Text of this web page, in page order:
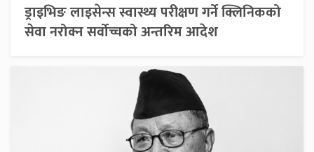
ड्राइभिङ लाइसेन्स स्वास्थ्य परीक्षण गर्ने क्लिनिकको
सेवा नरोक्न सर्वोच्चको अन्तरिम आदेश